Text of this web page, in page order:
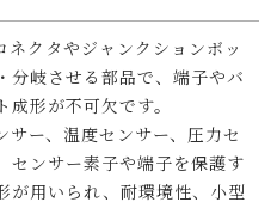
クタやジャンクションボッ
分岐させる部品で、端子やバ
形が不可欠です。
ー、温度センサー、圧力セ
センサー素子や端子を保護す
が用いられ、耐環境性、小型